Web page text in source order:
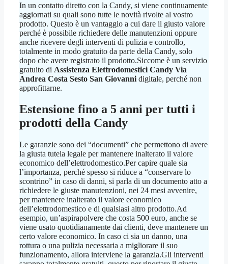
In un contatto diretto con la Candy, si viene continuamente
aggiornati su quali sono tutte le novità rivolte al vostro
prodotto. Questo è un vantaggio a cui dare il giusto valore
perché è possibile richiedere delle manutenzioni oppure
anche ricevere degli interventi di pulizia e controllo,
totalmente in modo gratuito da parte della Candy, solo
dopo che avere registrato il prodotto.Siccome è un servizio
gratuito di Assistenza Elettrodomestici Candy Via
Andrea Costa Sesto San Giovanni digitale, perché non
approfittarne.
Estensione fino a 5 anni per tutti i
prodotti della Candy
Le garanzie sono dei “documenti” che permettono di avere
la giusta tutela legale per mantenere inalterato il valore
economico dell’elettrodomestico.Per capire quale sia
l’importanza, perché spesso si riduce a “conservare lo
scontrino” in caso di danni, si parla di un documento atto a
richiedere le giuste manutenzioni, nei 24 mesi avvenire,
per mantenere inalterato il valore economico
dell’elettrodomestico e di qualsiasi altro prodotto.Ad
esempio, un’aspirapolvere che costa 500 euro, anche se
viene usato quotidianamente dai clienti, deve mantenere un
certo valore economico. In caso ci sia un danno, una
rottura o una pulizia necessaria a migliorare il suo
funzionamento, allora interviene la garanzia.Gli interventi